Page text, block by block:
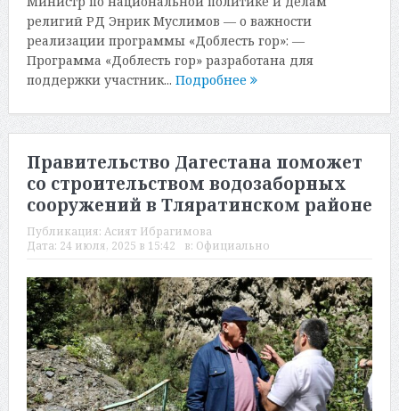
религий РД Энрик Муслимов — о важности
реализации программы «Доблесть гор»: —
Программа «Доблесть гор» разработана для
поддержки участник... Подробнее
Правительство Дагестана поможет
со строительством водозаборных
сооружений в Тляратинском районе
Публикация: Асият Ибрагимова
Дата: 24 июля, 2025 в 15:42 в: Официально